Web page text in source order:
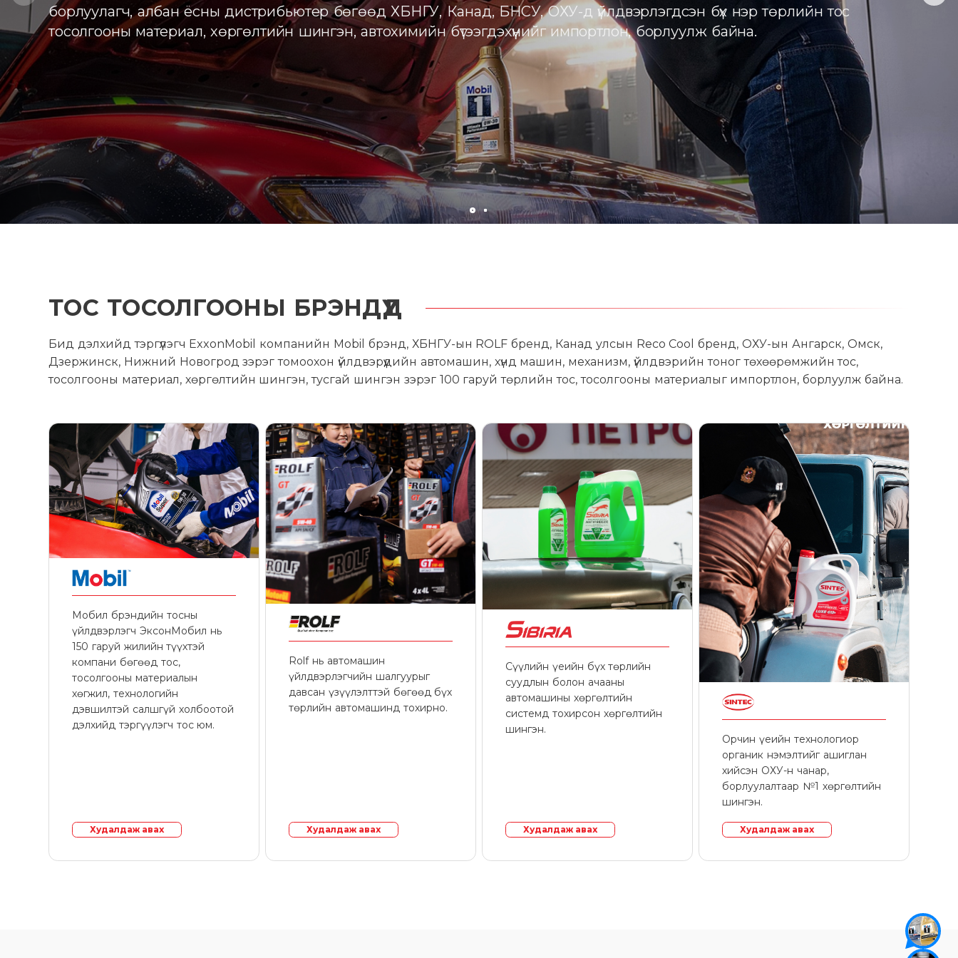
ТОС ТОСОЛГООНЫ БРЭНДҮҮД
Бид дэлхийд тэргүүлэгч ExxonMobil компанийн Mobil брэнд, ХБНГУ-ын ROLF бренд, Канад улсын Reco Cool бренд, ОХУ-ын Ангарск, Омск,
Дзержинск, Нижний Новогрод зэрэг томоохон үйлдвэрүүдийн автомашин, хүнд машин, механизм, үйлдвэрийн тоног төхөөрөмжийн тос,
тосолгооны материал, хөргөлтийн шингэн, тусгай шингэн зэрэг 100 гаруй төрлийн тос, тосолгооны материалыг импортлон, борлуулж байна.
Мобил брэндийн тосны
үйлдвэрлэгч ЭксонМобил нь
150 гаруй жилийн түүхтэй
компани бөгөөд тос,
тосолгооны материалын
хөгжил, технологийн
дэвшилтэй салшгүй холбоотой
дэлхийд тэргүүлэгч тос юм.
Худалдаж авах
Rolf нь автомашин
үйлдвэрлэгчийн шалгуурыг
давсан үзүүлэлттэй бөгөөд бүх
төрлийн автомашинд тохирно.
Худалдаж авах
Сүүлийн үеийн бүх төрлийн
суудлын болон ачааны
автомашины хөргөлтийн
системд тохирсон хөргөлтийн
шингэн.
Худалдаж авах
Орчин үеийн технологиор
органик нэмэлтийг ашиглан
хийсэн ОХУ-н чанар,
борлуулалтаар №1 хөргөлтийн
шингэн.
Худалдаж авах